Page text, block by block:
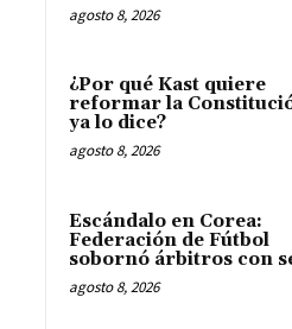
agosto 8, 2026
¿Por qué Kast quiere
reformar la
ya lo dice?
agosto 8, 2026
Escándalo en Corea:
Federación de Fútbol
sobornó árbitros con
agosto 8, 2026